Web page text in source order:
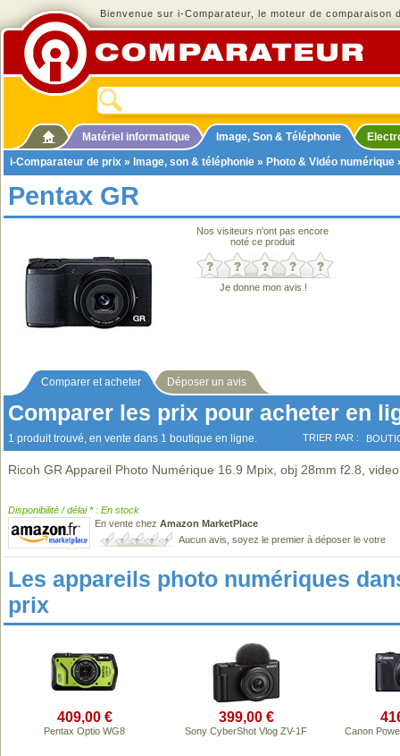
Bienvenue sur i-Comparateur, le moteur de comparaison
Matériel informatique Image, Son & Téléphonie
i-Comparateur de prix » Image, son & téléphonie » Photo & Vidéo numérique
Pentax GR
Nos visiteurs n'ont pas encore
noté ce produit
Je donne mon avis !
Comparer et acheter Déposer un avis
Comparer les prix pour acheter en
1 produit trouvé, en vente dans 1 boutique en ligne. TRIER PAR :
Ricoh GR Appareil Photo Numérique 16.9 Mpix, obj 28mm f2.8,
Disponibilité / délai * : En stock
En vente chez Amazon MarketPlace
Aucun avis, soyez le premier à déposer le votre
Les appareils photo numériques
prix
409,00 €
Pentax Optio WG8
399,00 €
Sony CyberShot Vlog ZV-1F Canon